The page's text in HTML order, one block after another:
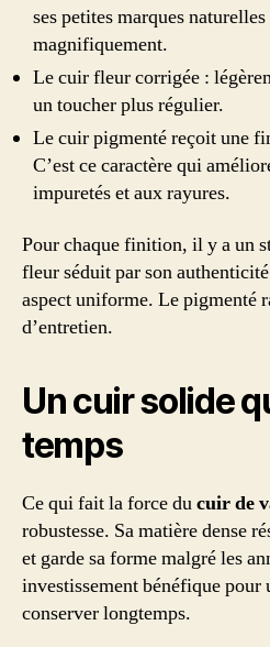
ses petites marques
magnifiquement.
Le cuir fleur corrigée :
un toucher plus régulier.
Le cuir pigmenté reçoit une
C’est ce caractère qui
impuretés et aux rayures.
Pour chaque finition, il y a un
fleur séduit par son
aspect uniforme. Le pigmenté
d’entretien.
Un cuir solide
temps
Ce qui fait la force ducuir de
robustesse. Sa matière dense
et garde sa forme malgré les
investissement bénéfique pour
conserver longtemps.